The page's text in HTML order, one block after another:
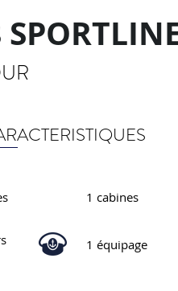
1 cabines
1 équipage